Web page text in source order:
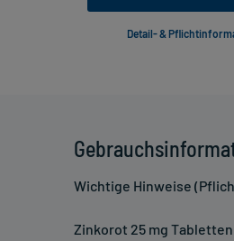
Wichtige Hinweise
Zinkorot 25 mg Tabletten
Detail- &